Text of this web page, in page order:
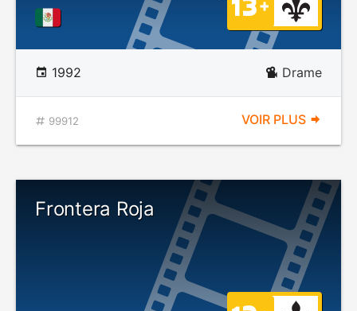
1992 Drame
99912 VOIR PLUS
Frontera Roja